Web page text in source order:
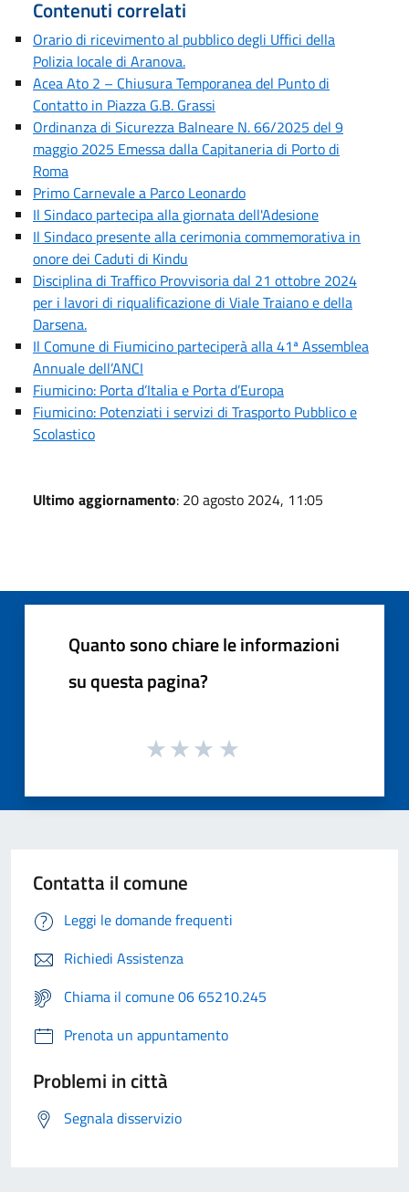
Contenuti correlati
Orario di ricevimento al pubblico degli Uffici della
Polizia locale di Aranova.
Acea Ato 2 – Chiusura Temporanea del Punto di
Contatto in Piazza G.B. Grassi
Ordinanza di Sicurezza Balneare N. 66/2025 del 9
maggio 2025 Emessa dalla Capitaneria di Porto di
Roma
Primo Carnevale a Parco Leonardo
Il Sindaco partecipa alla giornata dell'Adesione
Il Sindaco presente alla cerimonia commemorativa in
onore dei Caduti di Kindu
Disciplina di Traffico Provvisoria dal 21 ottobre 2024
per i lavori di riqualificazione di Viale Traiano e della
Darsena.
Il Comune di Fiumicino parteciperà alla 41ª Assemblea
Annuale dell’ANCI
Fiumicino: Porta d’Italia e Porta d’Europa
Fiumicino: Potenziati i servizi di Trasporto Pubblico e
Scolastico
Ultimo aggiornamento: 20 agosto 2024, 11:05
Quanto sono chiare le informazioni
su questa pagina?
Contatta il comune
Leggi le domande frequenti
Richiedi Assistenza
Chiama il comune 06 65210.245
Prenota un appuntamento
Problemi in città
Segnala disservizio